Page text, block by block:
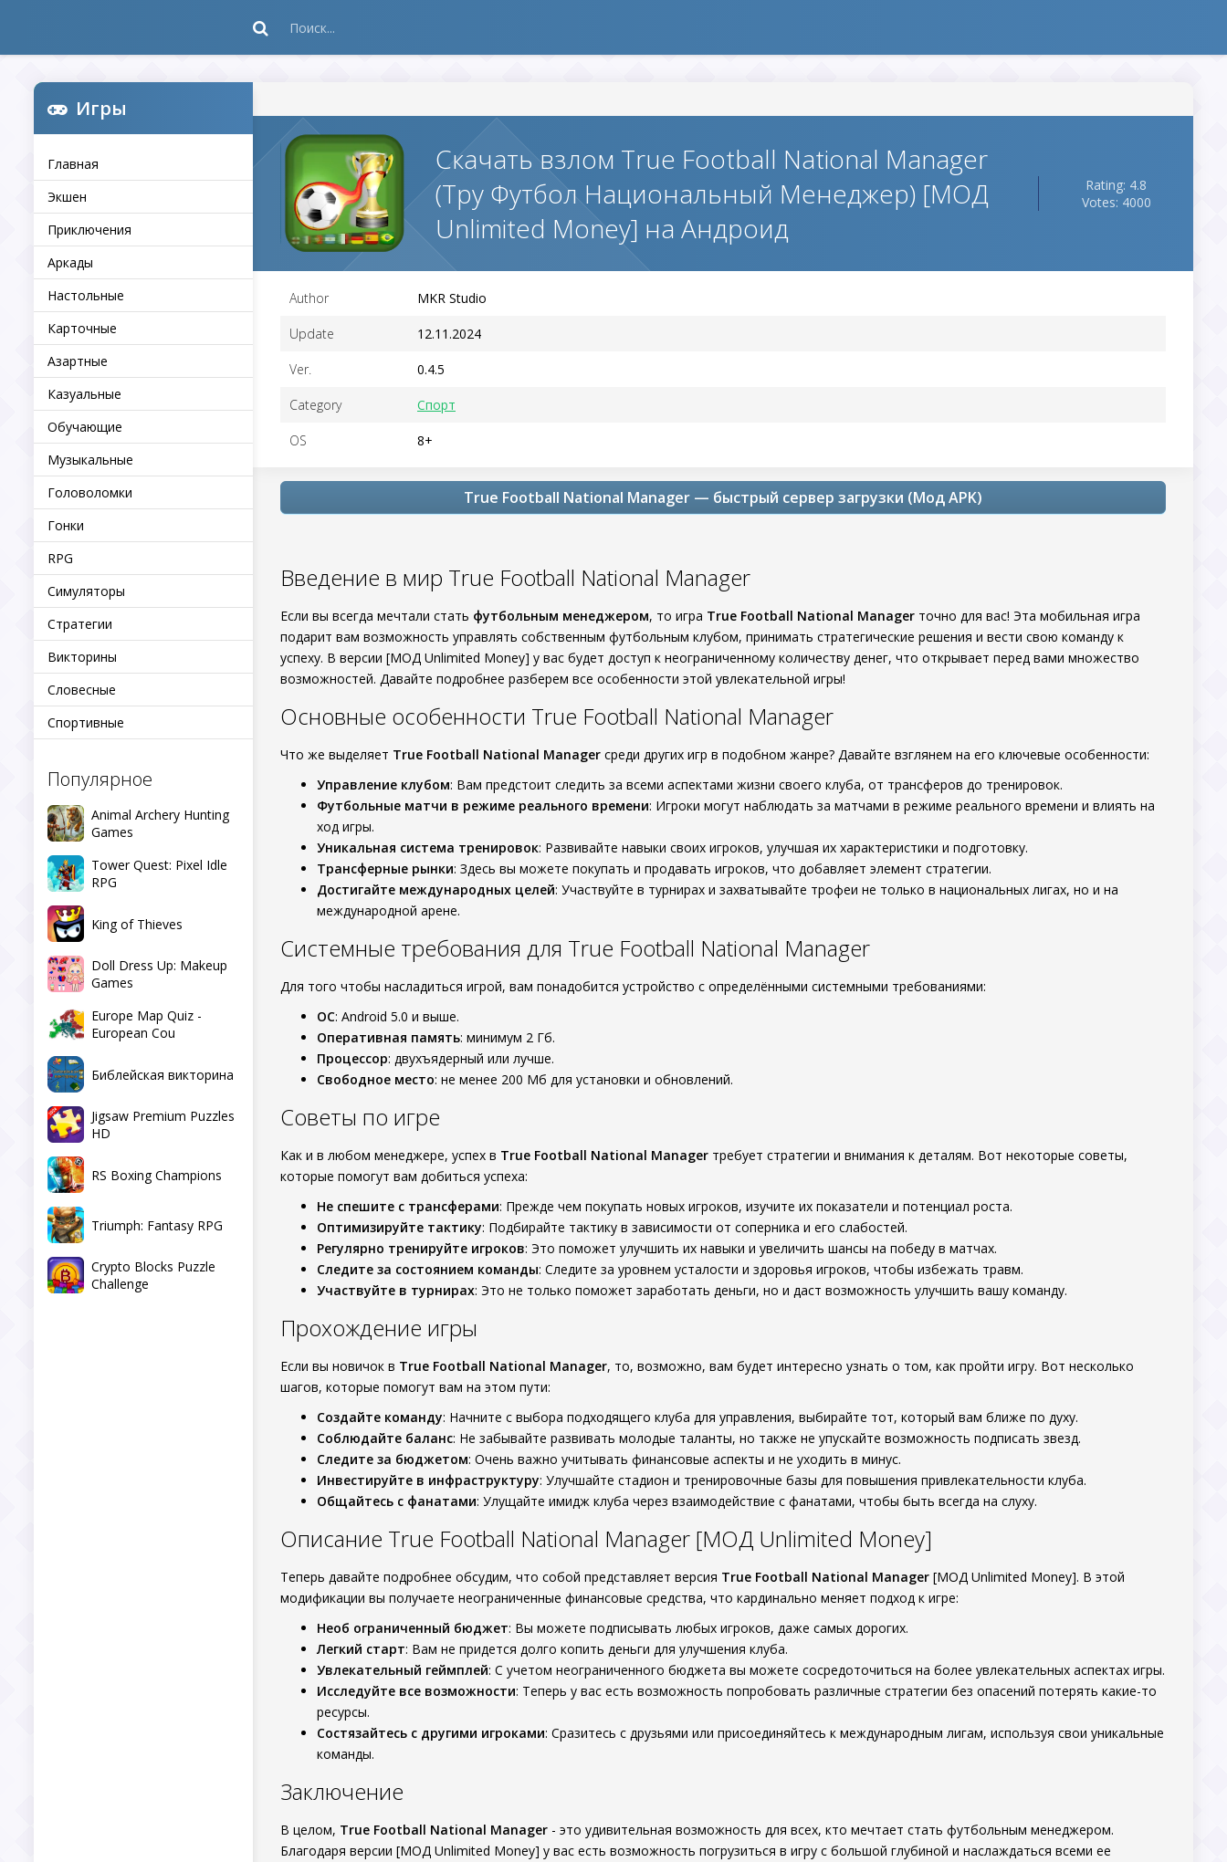
Игры
Главная
Экшен
Приключения
Аркады
Настольные
Карточные
Азартные
Казуальные
Обучающие
Музыкальные
Головоломки
Гонки
RPG
Симуляторы
Стратегии
Викторины
Словесные
Спортивные
Популярное
Animal Archery Hunting
Games
Tower Quest: Pixel Idle
RPG
King of Thieves
Doll Dress Up: Makeup
Games
Europe Map Quiz -
European Cou
Библейская викторина
Jigsaw Premium Puzzles
HD
RS Boxing Champions
Triumph: Fantasy RPG
Crypto Blocks Puzzle
Challenge
Скачать взлом True Football National Manager
(Тру Футбол Национальный Менеджер) [МОД
Unlimited Money] на Андроид
Rating: 4.8
Votes: 4000
Author MKR Studio
Update 12.11.2024
Ver. 0.4.5
Category Спорт
OS 8+
True Football National Manager — быстрый сервер загрузки (Мод APK)
Введение в мир True Football National Manager
Если вы всегда мечтали стать футбольным менеджером, то игра True Football National Manager точно для вас! Эта мобильная игра
подарит вам возможность управлять собственным футбольным клубом, принимать стратегические решения и вести свою команду к
успеху. В версии [МОД Unlimited Money] у вас будет доступ к неограниченному количеству денег, что открывает перед вами множество
возможностей. Давайте подробнее разберем все особенности этой увлекательной игры!
Основные особенности True Football National Manager
Что же выделяет True Football National Manager среди других игр в подобном жанре? Давайте взглянем на его ключевые особенности:
Управление клубом: Вам предстоит следить за всеми аспектами жизни своего клуба, от трансферов до тренировок.
Футбольные матчи в режиме реального времени: Игроки могут наблюдать за матчами в режиме реального времени и влиять на
ход игры.
Уникальная система тренировок: Развивайте навыки своих игроков, улучшая их характеристики и подготовку.
Трансферные рынки: Здесь вы можете покупать и продавать игроков, что добавляет элемент стратегии.
Достигайте международных целей: Участвуйте в турнирах и захватывайте трофеи не только в национальных лигах, но и на
международной арене.
Системные требования для True Football National Manager
Для того чтобы насладиться игрой, вам понадобится устройство с определёнными системными требованиями:
ОС: Android 5.0 и выше.
Оперативная память: минимум 2 Гб.
Процессор: двухъядерный или лучше.
Свободное место: не менее 200 Мб для установки и обновлений.
Советы по игре
Как и в любом менеджере, успех в True Football National Manager требует стратегии и внимания к деталям. Вот некоторые советы,
которые помогут вам добиться успеха:
Не спешите с трансферами: Прежде чем покупать новых игроков, изучите их показатели и потенциал роста.
Оптимизируйте тактику: Подбирайте тактику в зависимости от соперника и его слабостей.
Регулярно тренируйте игроков: Это поможет улучшить их навыки и увеличить шансы на победу в матчах.
Следите за состоянием команды: Следите за уровнем усталости и здоровья игроков, чтобы избежать травм.
Участвуйте в турнирах: Это не только поможет заработать деньги, но и даст возможность улучшить вашу команду.
Прохождение игры
Если вы новичок в True Football National Manager, то, возможно, вам будет интересно узнать о том, как пройти игру. Вот несколько
шагов, которые помогут вам на этом пути:
Создайте команду: Начните с выбора подходящего клуба для управления, выбирайте тот, который вам ближе по духу.
Соблюдайте баланс: Не забывайте развивать молодые таланты, но также не упускайте возможность подписать звезд.
Следите за бюджетом: Очень важно учитывать финансовые аспекты и не уходить в минус.
Инвестируйте в инфраструктуру: Улучшайте стадион и тренировочные базы для повышения привлекательности клуба.
Общайтесь с фанатами: Улущайте имидж клуба через взаимодействие с фанатами, чтобы быть всегда на слуху.
Описание True Football National Manager [МОД Unlimited Money]
Теперь давайте подробнее обсудим, что собой представляет версия True Football National Manager [МОД Unlimited Money]. В этой
модификации вы получаете неограниченные финансовые средства, что кардинально меняет подход к игре:
Необ ограниченный бюджет: Вы можете подписывать любых игроков, даже самых дорогих.
Легкий старт: Вам не придется долго копить деньги для улучшения клуба.
Увлекательный геймплей: С учетом неограниченного бюджета вы можете сосредоточиться на более увлекательных аспектах игры.
Исследуйте все возможности: Теперь у вас есть возможность попробовать различные стратегии без опасений потерять какие-то
ресурсы.
Состязайтесь с другими игроками: Сразитесь с друзьями или присоединяйтесь к международным лигам, используя свои уникальные
команды.
Заключение
В целом, True Football National Manager - это удивительная возможность для всех, кто мечтает стать футбольным менеджером.
Благодаря версии [МОД Unlimited Money] у вас есть возможность погрузиться в игру с большой глубиной и наслаждаться всеми ее